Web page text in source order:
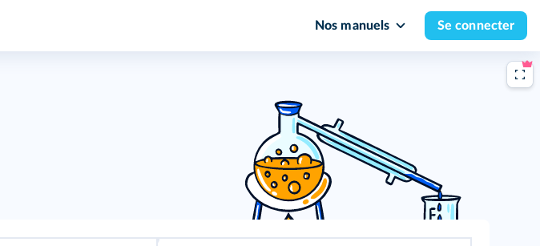
Nos manuels Se connecter